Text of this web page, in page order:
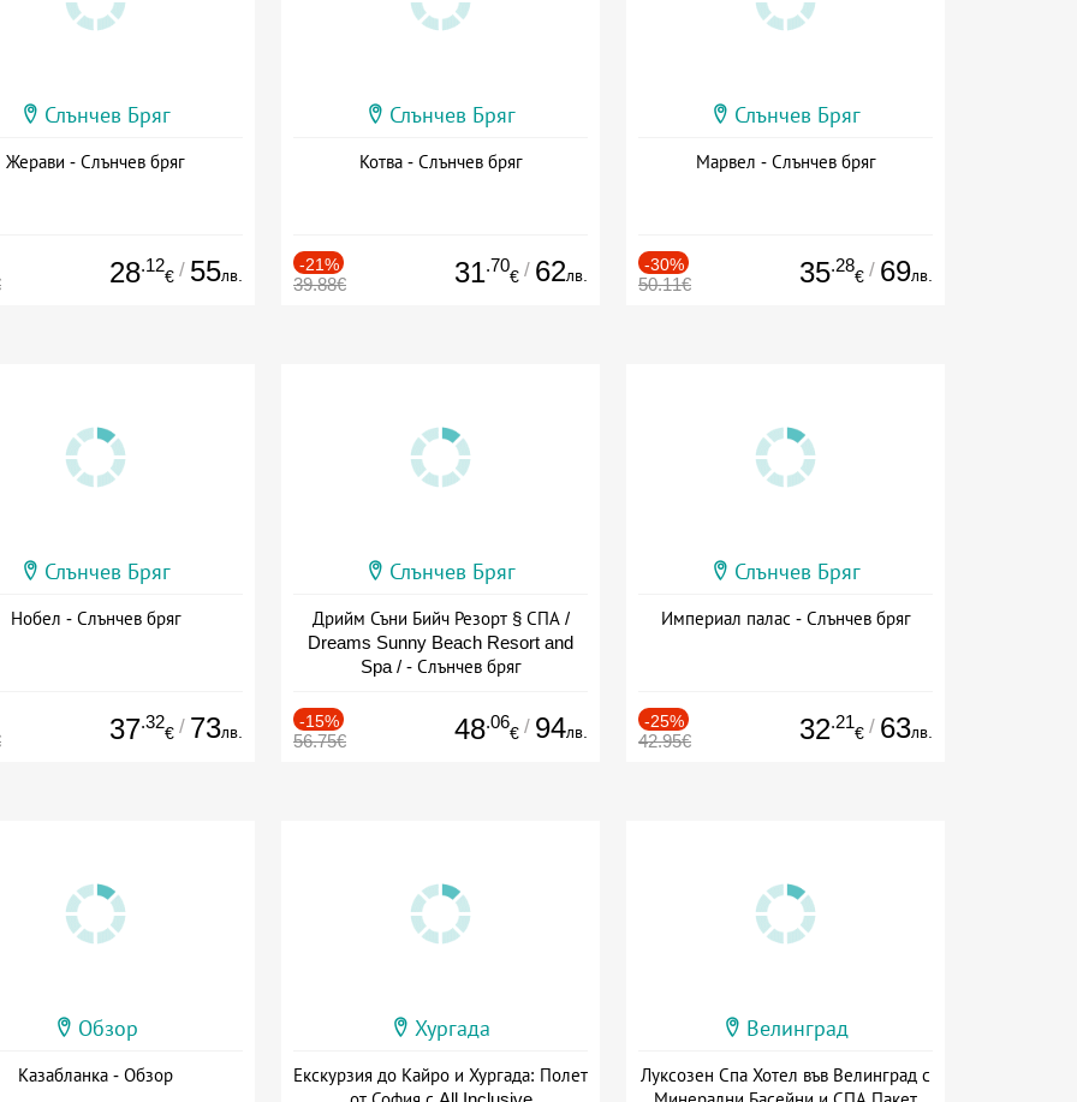
Слънчев Бряг
Жерави - Слънчев бряг
28.12
€ / 55лв.
Слънчев Бряг
Котва - Слънчев бряг
-21%
39.88€ 31.70
€ / 62лв.
Слънчев Бряг
Марвел - Слънчев бряг
-30%
50.11€ 35.28
€ / 69лв.
Слънчев Бряг
Нобел - Слънчев бряг
37.32
€ / 73лв.
Слънчев Бряг
Дрийм Съни Бийч Резорт § СПА /
Dreams Sunny Beach Resort and
Spa / - Слънчев бряг
-15%
56.75€ 48.06
€ / 94лв.
Слънчев Бряг
Империал палас - Слънчев бряг
-25%
42.95€ 32.21
€ / 63лв.
Обзор
Казабланка - Обзор
Хургада
Екскурзия до Кайро и Хургада: Полет
Велинград
Луксозен Спа Хотел във Велинград с